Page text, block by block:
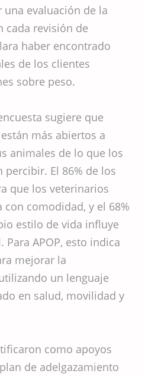
una evaluación de la
cada revisión de
haber encontrado
de los clientes
sobre peso.
sugiere que
más abiertos a
animales de lo que los
El 86% de los
que los veterinarios
comodidad, y el 68%
estilo de vida influye
APOP, esto indica
mejorar la
un lenguaje
en salud, movilidad y
como apoyos
de adelgazamiento